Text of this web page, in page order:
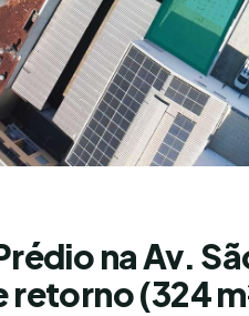
na Av.
(324